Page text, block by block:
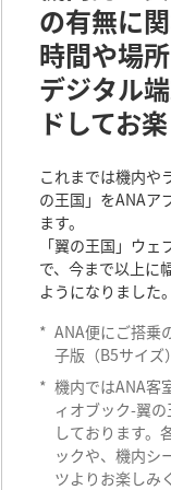
の有無に
時間や場
デジタル
ドしてお
これまでは機内や
の王国」をANAア
ます。
「翼の王国」ウ
で、今まで以上に
ようになりました。
* ANA便にご搭乗
子版（B5サイズ
* 機内ではANA客
ィオブック-翼
しております。
ックや、機内シ
ツよりお楽しみ